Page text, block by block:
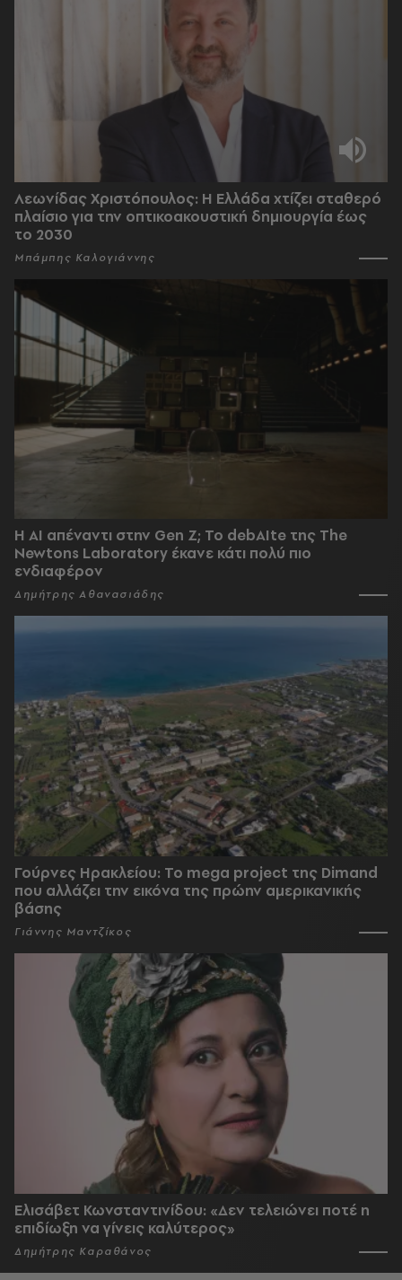
Λεωνίδας Χριστόπουλος: Η Ελλάδα χτίζει σταθερό
πλαίσιο για την οπτικοακουστική δημιουργία έως
το 2030
Μπάμπης Καλογιάννης
Η AI απέναντι στην Gen Z; Το debAIte της The
Newtons Laboratory έκανε κάτι πολύ πιο
ενδιαφέρον
Δημήτρης Αθανασιάδης
Γούρνες Ηρακλείου: To mega project της Dimand
που αλλάζει την εικόνα της πρώην αμερικανικής
βάσης
Γιάννης Μαντζίκος
Ελισάβετ Κωνσταντινίδου: «Δεν τελειώνει ποτέ η
επιδίωξη να γίνεις καλύτερος»
Δημήτρης Καραθάνος